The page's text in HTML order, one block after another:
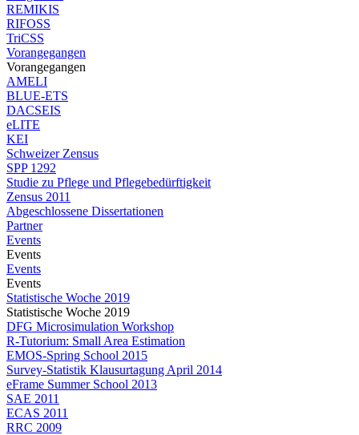
REMIKIS
RIFOSS
TriCSS
Vorangegangen
Vorangegangen
AMELI
BLUE-ETS
DACSEIS
eLITE
KEI
Schweizer Zensus
SPP 1292
Studie zu Pflege und Pflegebedürftigkeit
Zensus 2011
Abgeschlossene Dissertationen
Partner
Events
Events
Events
Events
Statistische Woche 2019
Statistische Woche 2019
DFG Microsimulation Workshop
R-Tutorium: Small Area Estimation
EMOS-Spring School 2015
Survey-Statistik Klausurtagung April 2014
eFrame Summer School 2013
SAE 2011
ECAS 2011
RRC 2009